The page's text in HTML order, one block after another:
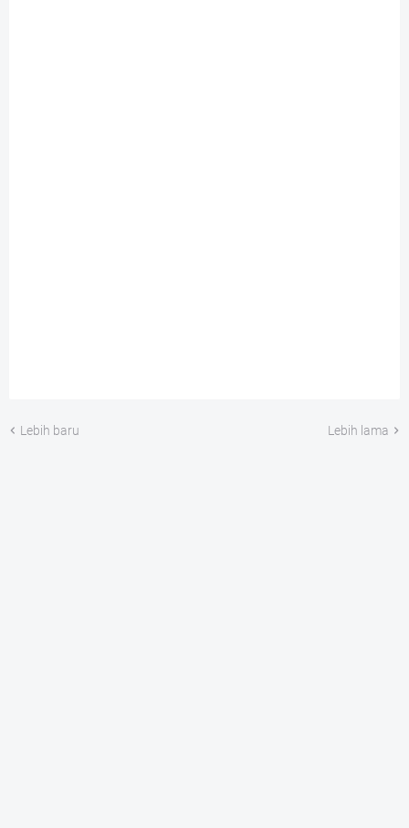
Lebih baru Lebih lama